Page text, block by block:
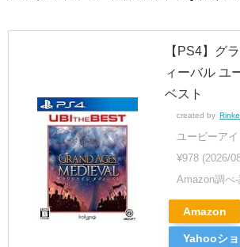
【PS4】グ
ィーバル ユ
ベスト
created by
ユービーア
¥978 (2026/
Amazon調べ-
Amazon
Yahooシ